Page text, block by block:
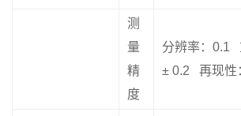
测
量
精
度
分辨率：0.1
± 0.2 再现性